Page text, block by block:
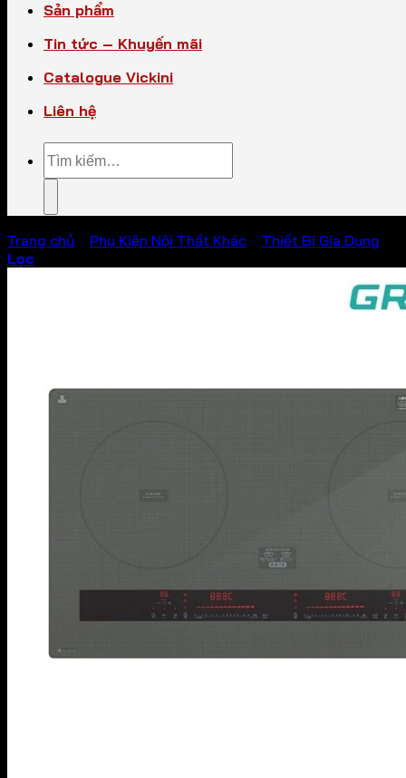
Sản phẩm
Tin tức – Khuyến mãi
Catalogue Vickini
Liên hệ
Tìm
kiếm:
Trang chủ Phụ Kiện Nội Thất Khác
Thiết Bị Gia Dụng
Lọc